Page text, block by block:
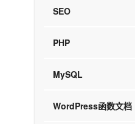
SEO
PHP
MySQL
WordPress函数文档